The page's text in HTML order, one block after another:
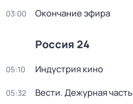
03:00 Окончание эфира
Россия 24
05:10 Индустрия кино
05:32 Вести. Дежурная часть